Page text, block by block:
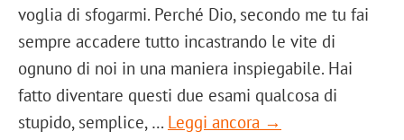
voglia di sfogarmi. Perché Dio, secondo me tu fai
sempre accadere tutto incastrando le vite di
ognuno di noi in una maniera inspiegabile. Hai
fatto diventare questi due esami qualcosa di
stupido, semplice, … Leggi ancora →